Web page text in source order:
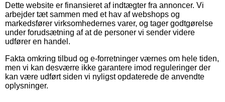
Dette website er finansieret af indtægter fra annoncer. Vi
arbejder tæt sammen med et hav af webshops og
markedsfører virksomhedernes varer, og tager godtgørelse
under forudsætning af at de personer vi sender videre
udfører en handel.
Fakta omkring tilbud og e-forretninger værnes om hele tiden,
men vi kan desværre ikke garantere imod reguleringer der
kan være udført siden vi nyligst opdaterede de anvendte
oplysninger.